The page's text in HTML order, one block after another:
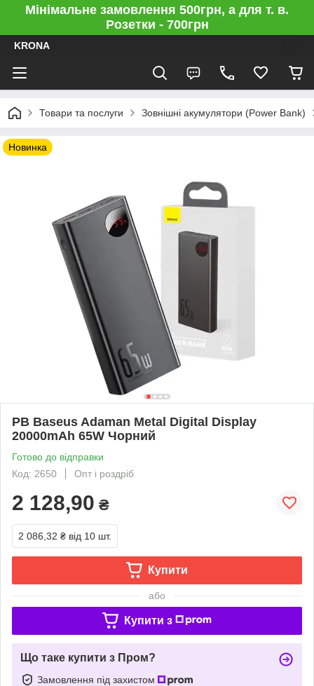
Мінімальне замовлення 500грн, а для т. в.
Розетки - 700грн
KRONA
Товари та послуги Зовнішні акумулятори (Power Bank)
Новинка
PB Baseus Adaman Metal Digital Display
20000mAh 65W Чорний
Готово до відправки
Код: 2650
Опт і роздріб
2 128,90 ₴
2 086,32 ₴ від 10 шт.
Купити
або
Купити з
Що таке купити з Пром?
Замовлення під захистом